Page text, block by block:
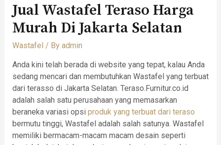
Jual Wastafel Teraso Harga
Murah Di Jakarta Selatan
Wastafel / By admin
Anda kini telah berada di website yang tepat, kalau Anda
sedang mencari dan membutuhkan Wastafel yang terbuat
dari terasso di Jakarta Selatan. Teraso.Furnitur.co.id
adalah salah satu perusahaan yang memasarkan
beraneka variasi opsi produk yang terbuat dari teraso
bermutu tinggi, Wastafel adalah salah satunya. Wastafel
memiliki bermacam-macam macam desain seperti